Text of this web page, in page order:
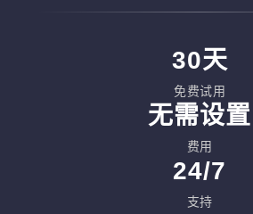
30天
免费试用
无需设置
费用
24/7
支持